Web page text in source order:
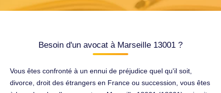
Besoin d'un avocat à Marseille 13001 ?
Vous êtes confronté à un ennui de préjudice quel qu'il soit,
divorce, droit des étrangers en France ou succession, vous êtes